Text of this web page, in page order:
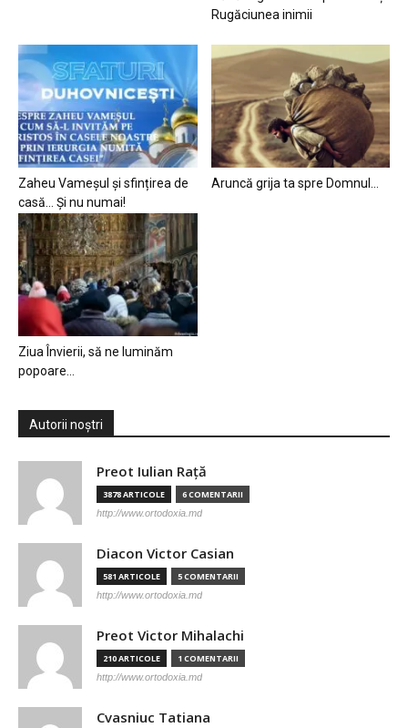
Rugăciunea inimii
Zaheu Vameșul și sfințirea de
casă… Și nu numai!
Aruncă grija ta spre Domnul…
Ziua Învierii, să ne luminăm
popoare…
Autorii noștri
Preot Iulian Raţă
3878 ARTICOLE 6 COMENTARII
http://www.ortodoxia.md
Diacon Victor Casian
581 ARTICOLE 5 COMENTARII
http://www.ortodoxia.md
Preot Victor Mihalachi
210 ARTICOLE 1 COMENTARII
http://www.ortodoxia.md
Cvasniuc Tatiana